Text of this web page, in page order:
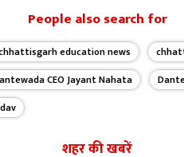
People also search for
education news
CEO Jayant Nahata
शहर की खबरें